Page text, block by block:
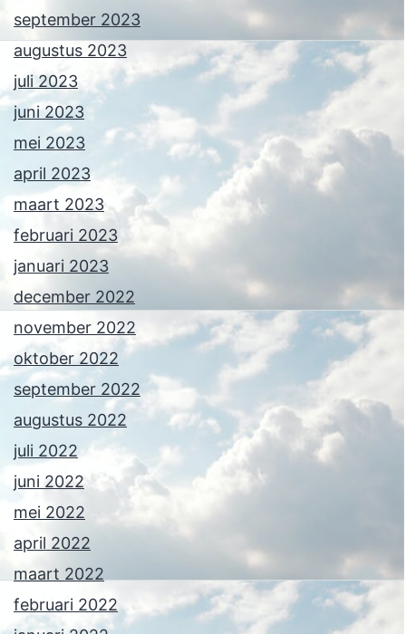
september 2023
augustus 2023
juli 2023
juni 2023
mei 2023
april 2023
maart 2023
februari 2023
januari 2023
december 2022
november 2022
oktober 2022
september 2022
augustus 2022
juli 2022
juni 2022
mei 2022
april 2022
maart 2022
februari 2022